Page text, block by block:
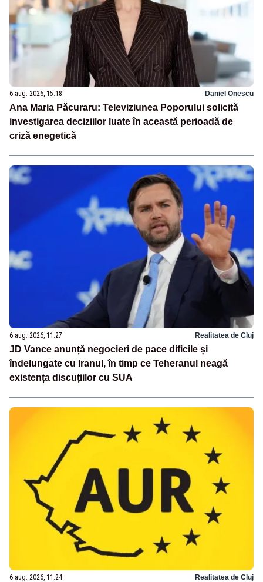
6 aug. 2026, 15:18 Daniel Onescu
Ana Maria Păcuraru: Televiziunea Poporului solicită
investigarea deciziilor luate în această perioadă de
criză enegetică
6 aug. 2026, 11:27 Realitatea de Cluj
JD Vance anunță negocieri de pace dificile și
îndelungate cu Iranul, în timp ce Teheranul neagă
existența discuțiilor cu SUA
6 aug. 2026, 11:24 Realitatea de Cluj